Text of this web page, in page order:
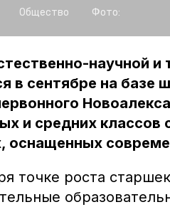
Общество Фото:
научной и
в сентябре на базе
и средних
оснащенных
точке роста